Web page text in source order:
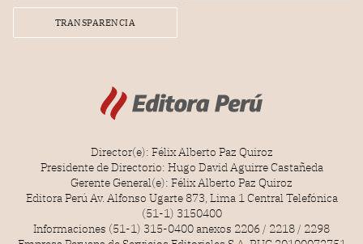
TRANSPARENCIA
Director(e): Félix Alberto Paz Quiroz
Presidente de Directorio: Hugo David Aguirre Castañeda
Gerente General(e): Félix Alberto Paz Quiroz
Editora Perú Av. Alfonso Ugarte 873, Lima 1 Central Telefónica
(51-1) 3150400
Informaciones (51-1) 315-0400 anexos 2206 / 2218 / 2298